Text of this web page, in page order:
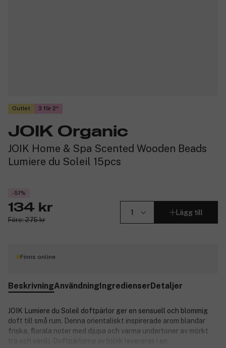
Outlet 3 för 2
JOIK Organic
JOIK Home & Spa Scented Wooden Beads
Lumiere du Soleil 15pcs
-51%
134 kr
Före: 275 kr
Lägg till
Finns online
BeskrivningAnvändningIngredienserDetaljer
JOIK Lumiere du Soleil doftpärlor ger en sensuell och blommig
doft till små rum. Denna orientaliskt inspirerade arom blandar
friska, florala noter med djupa och varma undertoner av mörkt
trä och vanilj. Doftpärlorna av björk levereras i en